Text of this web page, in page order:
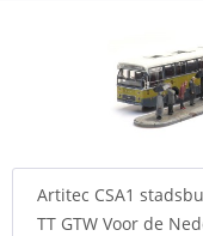
Artitec CSA1
TT GTW Voor de